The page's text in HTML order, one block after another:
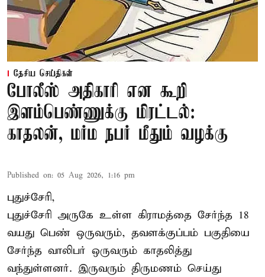
தேசிய செய்திகள்
போலீஸ் அதிகாரி என கூறி
இளம்பெண்ணுக்கு மிரட்டல்:
காதலன், மர்ம நபர் மீதும் வழக்கு
Published on: 05 Aug 2026, 1:16 pm
புதுச்சேரி,
புதுச்சேரி அருகே உள்ள கிராமத்தை சேர்ந்த 18
வயது பெண் ஒருவரும், தவளக்குப்பம் பகுதியை
சேர்ந்த வாலிபர் ஒருவரும் காதலித்து
வந்துள்ளனர். இருவரும் திருமணம் செய்து